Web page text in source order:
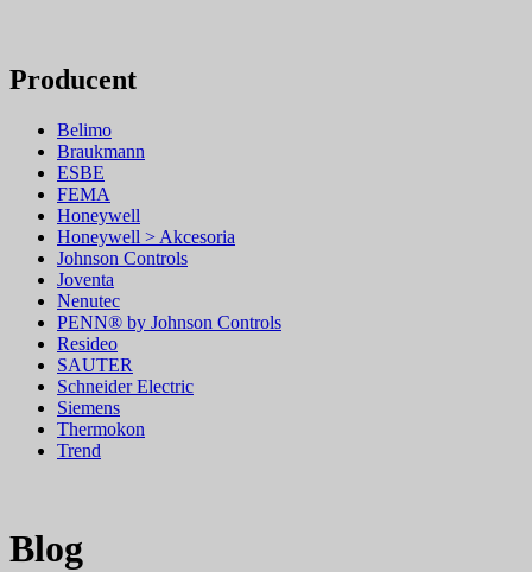
Producent
Belimo
Braukmann
ESBE
FEMA
Honeywell
Honeywell > Akcesoria
Johnson Controls
Joventa
Nenutec
PENN® by Johnson Controls
Resideo
SAUTER
Schneider Electric
Siemens
Thermokon
Trend
Blog